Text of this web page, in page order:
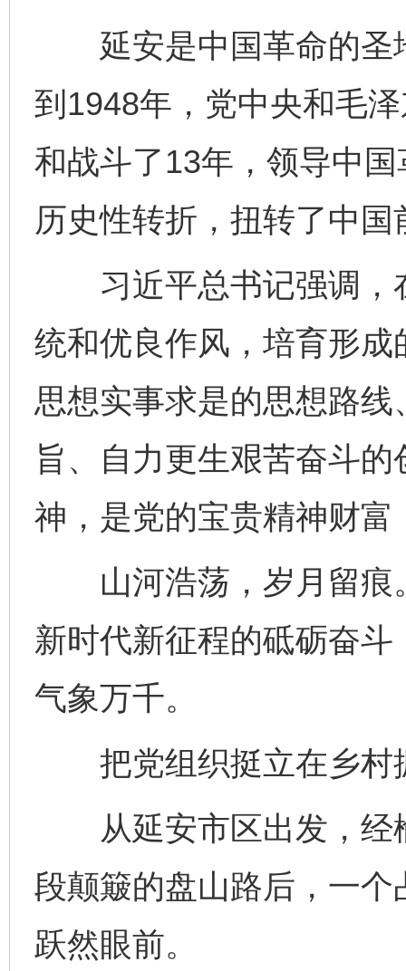
延安是中国革命的圣
到1948年，党中央和毛
和战斗了13年，领导中
历史性转折，扭转了中国
习近平总书记强调，
统和优良作风，培育形
思想实事求是的思想路
旨、自力更生艰苦奋斗
神，是党的宝贵精神财
山河浩荡，岁月留痕
新时代新征程的砥砺奋
气象万千。
把党组织挺立在乡村
从延安市区出发，经
段颠簸的盘山路后，一
跃然眼前。